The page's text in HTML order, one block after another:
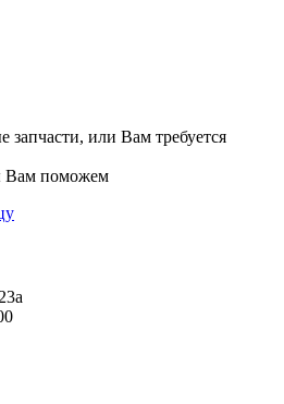
или Вам требуется
Вам поможем